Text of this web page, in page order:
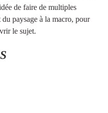
de faire de multiples
du paysage à la macro, pour
le sujet.